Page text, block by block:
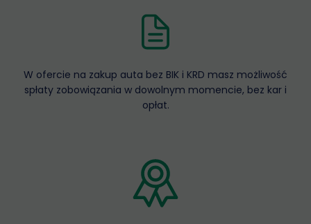
W ofercie na zakup auta bez BIK i KRD masz możliwość
spłaty zobowiązania w dowolnym momencie, bez kar i
opłat.